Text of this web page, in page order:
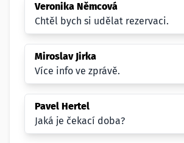
Veronika Němcová
Chtěl bych si udělat rezervaci.
Miroslav Jirka
Více info ve zprávě.
Pavel Hertel
Jaká je čekací doba?